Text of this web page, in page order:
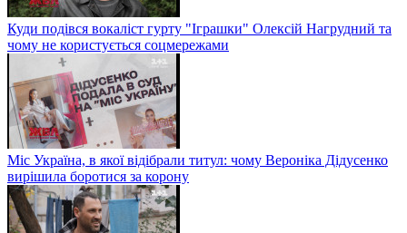
Куди подівся вокаліст гурту "Іграшки" Олексій Нагрудний та
чому не користується соцмережами
Міс Україна, в якої відібрали титул: чому Вероніка Дідусенко
вирішила боротися за корону